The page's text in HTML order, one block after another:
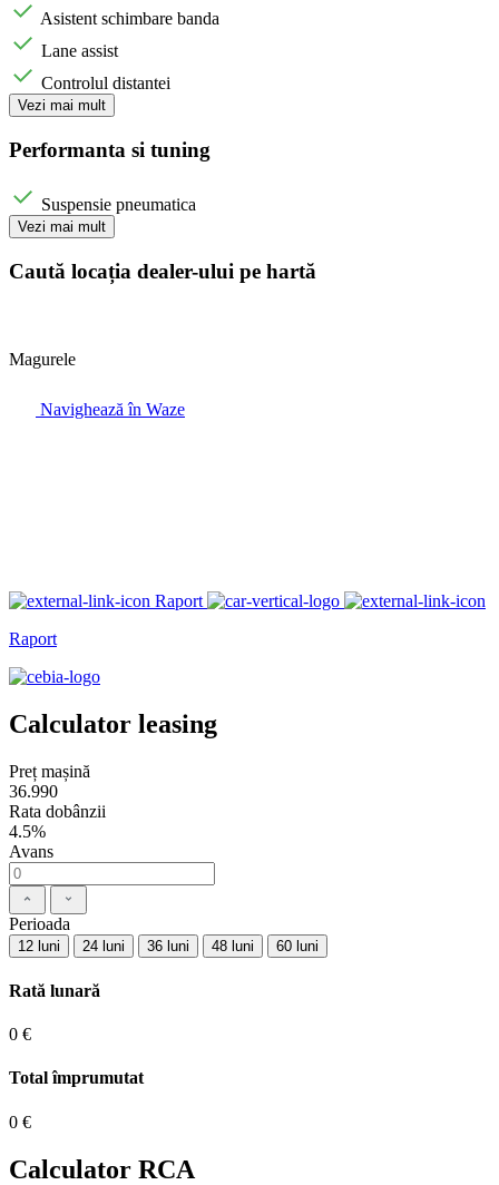
Asistent schimbare banda
Lane assist
Controlul distantei
Vezi mai mult
Performanta si tuning
Suspensie pneumatica
Vezi mai mult
Caută locația dealer-ului pe hartă
Magurele
Navighează în Waze
Raport
Raport
Calculator leasing
Preț mașină
36.990
Rata dobânzii
4.5%
Avans
Perioada
12 luni 24 luni 36 luni 48 luni 60 luni
Rată lunară
0 €
Total împrumutat
0 €
Calculator RCA